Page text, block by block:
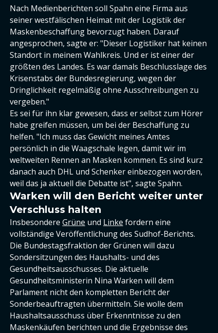
Nach Medienberichten soll Spahn eine Firma aus
seiner westfälischen Heimat mit der Logistik der
Maskenbeschaffung bevorzugt haben. Darauf
angesprochen, sagte er: "Dieser Logistiker hat keinen
Standort in meinem Wahlkreis. Und er ist einer der
größten des Landes. Es war damals Beschlusslage des
Krisenstabs der Bundesregierung, wegen der
Dringlichkeit regelmäßig ohne Ausschreibungen zu
vergeben."
Es sei für ihn klar gewesen, dass er selbst zum Hörer
habe greifen müssen, um bei der Beschaffung zu
helfen. "Ich muss das Gewicht meines Amtes
persönlich in die Waagschale legen, damit wir im
weltweiten Rennen an Masken kommen. Es sind kurz
danach auch DHL und Schenker einbezogen worden,
weil das ja aktuell die Debatte ist", sagte Spahn.
Warken will den Bericht weiter unter
Verschluss halten
Insbesondere Grüne und Linke fordern eine
vollständige Veröffentlichung des Sudhof-Berichts.
Die Bundestagsfraktion der Grünen will dazu
Sondersitzungen des Haushalts- und des
Gesundheitsausschusses. Die aktuelle
Gesundheitsministerin Nina Warken will dem
Parlament nicht den kompletten Bericht der
Sonderbeauftragten übermitteln. Sie wolle dem
Haushaltsausschuss über Erkenntnisse zu den
Maskenkäufen berichten und die Ergebnisse des